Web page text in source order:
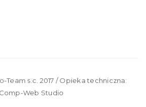
Team s.c. 2017 / Opieka techniczna:
Comp-Web Studio